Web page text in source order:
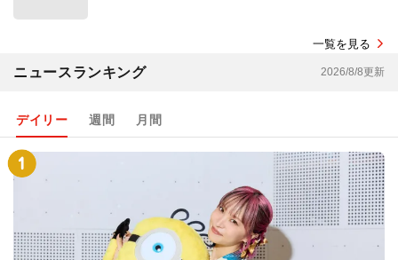
一覧を見る
ニュースランキング 2026/8/8更新
デイリー 週間 月間